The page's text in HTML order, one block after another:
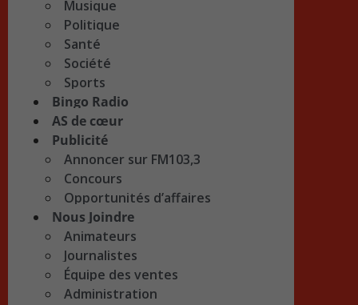
Musique
Politique
Santé
Société
Sports
Bingo Radio
AS de cœur
Publicité
Annoncer sur FM103,3
Concours
Opportunités d’affaires
Nous Joindre
Animateurs
Journalistes
Équipe des ventes
Administration